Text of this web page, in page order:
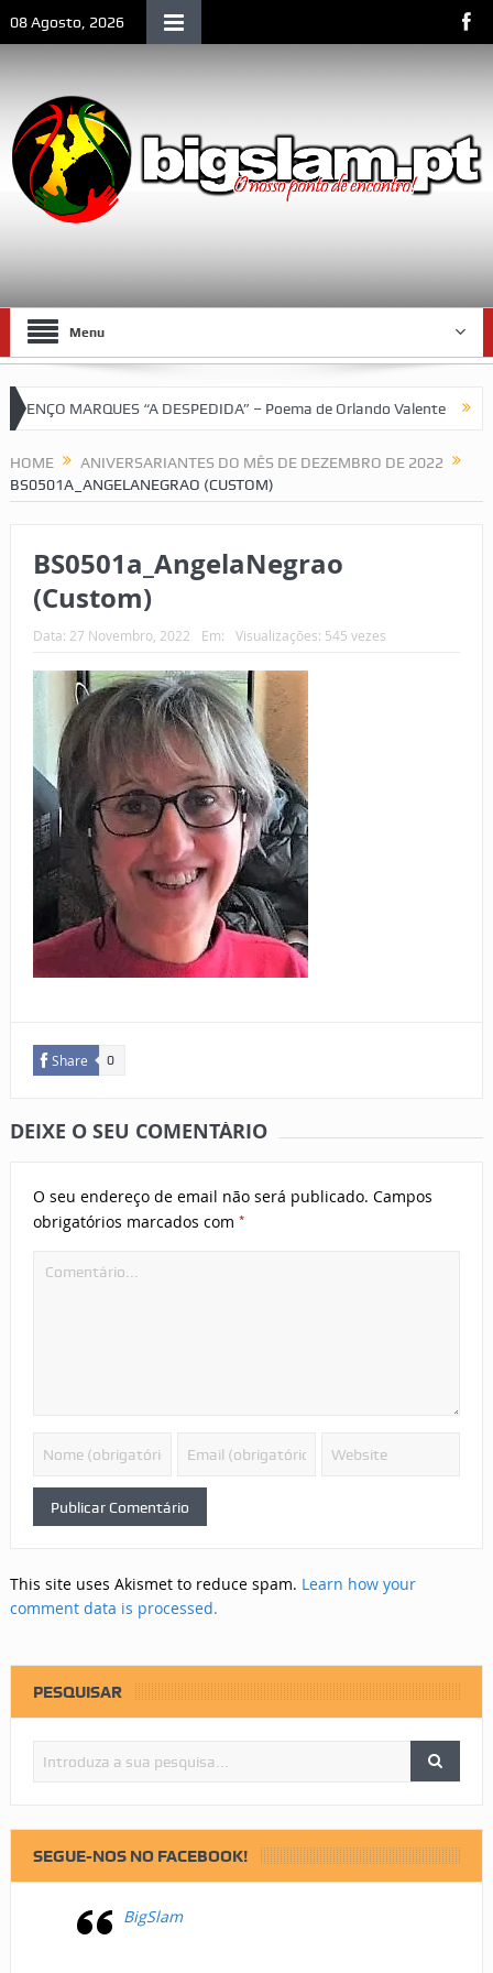
08 Agosto, 2026
Menu
MARQUES “A DESPEDIDA” – Poema de Orlando Valente VII
HOME
ANIVERSARIANTES DO MÊS DE DEZEMBRO DE 2022
BS0501A_ANGELANEGRAO (CUSTOM)
BS0501a_AngelaNegrao
(Custom)
Data: 27 Novembro, 2022 Em: Visualizações: 545 vezes
Share 0
DEIXE O SEU COMENTÁRIO
O seu endereço de email não será publicado. Campos
obrigatórios marcados com *
This site uses Akismet to reduce spam. Learn how your
comment data is processed.
PESQUISAR
SEGUE-NOS NO FACEBOOK!
BigSlam